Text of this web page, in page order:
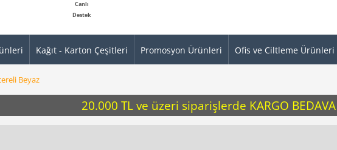
Canlı
Destek
Kağıt - Karton Çeşitleri Promosyon Ürünleri Ofis ve Ciltleme Ürünleri
Beyaz
20.000 TL ve üzeri siparişlerde KARGO BEDAVA